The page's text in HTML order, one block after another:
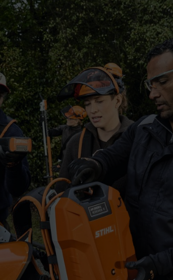
de services que d’appareils performants.